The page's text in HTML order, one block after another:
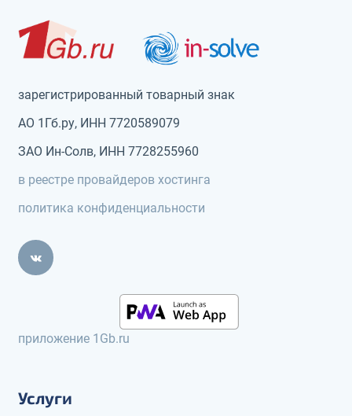
зарегистрированный товарный знак
АО 1Гб.ру, ИНН 7720589079
ЗАО Ин-Солв, ИНН 7728255960
в реестре провайдеров хостинга
политика конфиденциальности
приложение 1Gb.ru
Услуги